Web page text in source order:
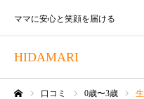
HIDAMARI
ママに安心と笑顔を届ける
口コミ 0歳〜3歳 生